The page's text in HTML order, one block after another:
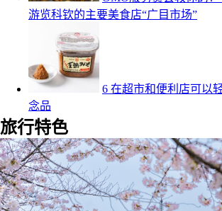
游览科钦的主要美食店“广目市场”
6 在超市和便利店可以
念品
旅行特色